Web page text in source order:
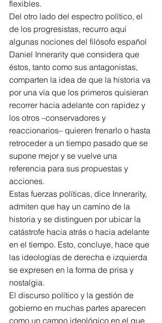
flexibles.
Del otro lado del espectro político, el
de los progresistas, recurro aquí
algunas nociones del filósofo español
Daniel Innerarity que considera que
éstos, tanto como sus antagonistas,
comparten la idea de que la historia va
por una vía que los primeros quisieran
recorrer hacia adelante con rapidez y
los otros –conservadores y
reaccionarios– quieren frenarlo o hasta
retroceder a un tiempo pasado que se
supone mejor y se vuelve una
referencia para sus propuestas y
acciones.
Estas fuerzas políticas, dice Innerarity,
admiten que hay un camino de la
historia y se distinguen por ubicar la
catástrofe hacia atrás o hacia adelante
en el tiempo. Esto, concluye, hace que
las ideologías de derecha e izquierda
se expresen en la forma de prisa y
nostalgia.
El discurso político y la gestión de
gobierno en muchas partes aparecen
como un campo ideológico en el que